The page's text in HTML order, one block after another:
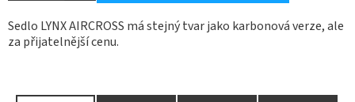
Sedlo LYNX AIRCROSS má stejný tvar jako karbonová verze, ale
za přijatelnější cenu.